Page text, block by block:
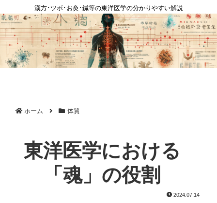
漢方･ツボ･お灸･鍼等の東洋医学の分かりやすい解説
ホーム 体質
東洋医学における
「魂」の役割
2024.07.14